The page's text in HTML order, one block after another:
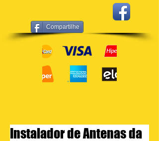
Compartilhe
Instalador de Antenas da